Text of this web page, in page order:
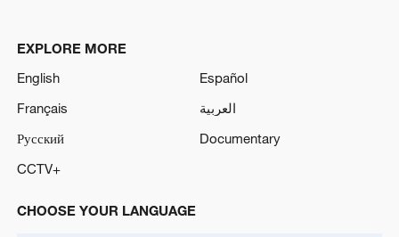
EXPLORE MORE
English
Español
Français
العربية
Русский
Documentary
CCTV+
CHOOSE YOUR LANGUAGE